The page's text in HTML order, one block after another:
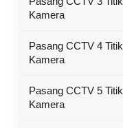
Kamera
Pasang CCTV 4 Titik
Kamera
Pasang CCTV 5 Titik
Kamera